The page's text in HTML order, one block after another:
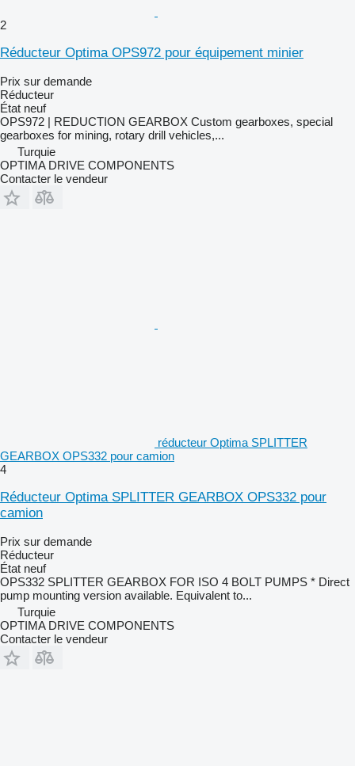
2
Réducteur Optima OPS972 pour équipement minier
Prix sur demande
Réducteur
État neuf
OPS972 | REDUCTION GEARBOX Custom gearboxes, special
gearboxes for mining, rotary drill vehicles,...
Turquie
OPTIMA DRIVE COMPONENTS
Contacter le vendeur
réducteur Optima SPLITTER
GEARBOX OPS332 pour camion
4
Réducteur Optima SPLITTER GEARBOX OPS332 pour
camion
Prix sur demande
Réducteur
État neuf
OPS332 SPLITTER GEARBOX FOR ISO 4 BOLT PUMPS * Direct
pump mounting version available. Equivalent to...
Turquie
OPTIMA DRIVE COMPONENTS
Contacter le vendeur